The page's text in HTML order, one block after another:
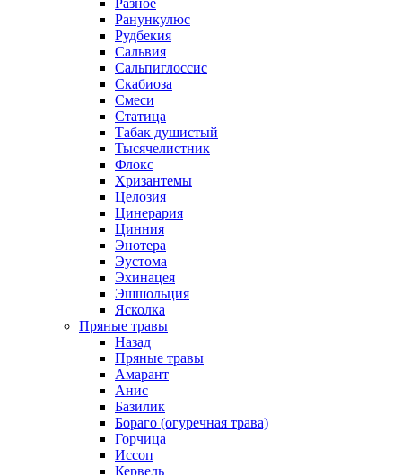
Разное
Ранункулюс
Рудбекия
Сальвия
Сальпиглоссис
Скабиоза
Смеси
Статица
Табак душистый
Тысячелистник
Флокс
Хризантемы
Целозия
Цинерария
Цинния
Энотера
Эустома
Эхинацея
Эшшольция
Ясколка
Пряные травы
Назад
Пряные травы
Амарант
Анис
Базилик
Бораго (огуречная трава)
Горчица
Иссоп
Кервель